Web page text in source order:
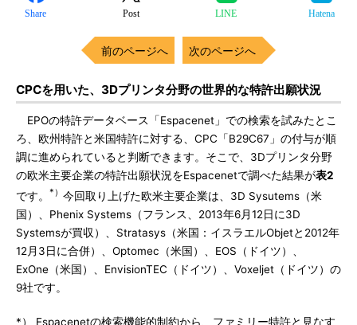
Share Post LINE Hatena
前のページへ 次のページへ
CPCを用いた、3Dプリンタ分野の世界的な特許出願状況
EPOの特許データベース「Espacenet」での検索を試みたとこ
ろ、欧州特許と米国特許に対する、CPC「B29C67」の付与が順
調に進められていると判断できます。そこで、3Dプリンタ分野
の欧米主要企業の特許出願状況をEspacenetで調べた結果が表2
です。 *） 今回取り上げた欧米主要企業は、3D Sysutems（米
国）、Phenix Systems（フランス、2013年6月12日に3D
Systemsが買収）、Stratasys（米国：イスラエルObjetと2012年
12月3日に合併）、Optomec（米国）、EOS（ドイツ）、
ExOne（米国）、EnvisionTEC（ドイツ）、Voxeljet（ドイツ）の
9社です。
*） Espacenetの検索機能的制約から、ファミリー特許と見なす